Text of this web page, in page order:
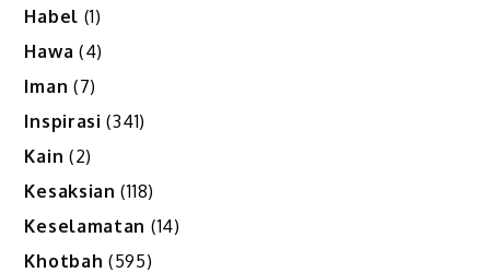
Habel (1)
Hawa (4)
Iman (7)
Inspirasi (341)
Kain (2)
Kesaksian (118)
Keselamatan (14)
Khotbah (595)